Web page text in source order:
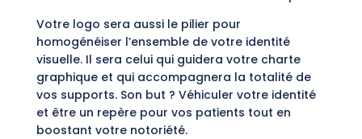
Votre logo sera aussi le pilier pour
homogénéiser l’ensemble de votre identité
visuelle. Il sera celui qui guidera votre charte
graphique et qui accompagnera la totalité de
vos supports. Son but ? Véhiculer votre identité
et être un repère pour vos patients tout en
boostant votre notoriété.